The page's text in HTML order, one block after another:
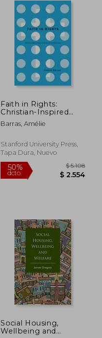
50%
dcto. $
Faith in Rights:
Christian-Inspired
NGOs at Work in the
United Nations (en
Barras, Amélie
Stanford University Press,
Tapa Dura, Nuevo
Social Housing,
Wellbeing and